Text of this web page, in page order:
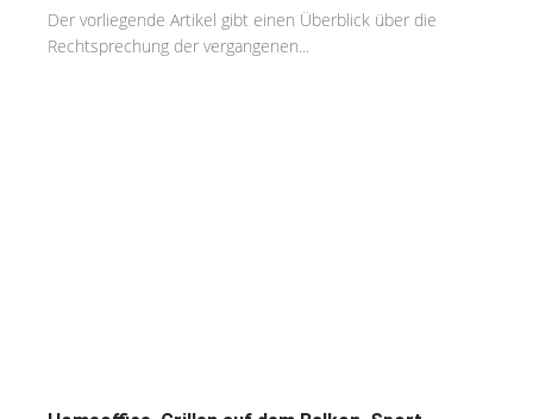
Der vorliegende Artikel gibt einen Überblick über die
Rechtsprechung der vergangenen...